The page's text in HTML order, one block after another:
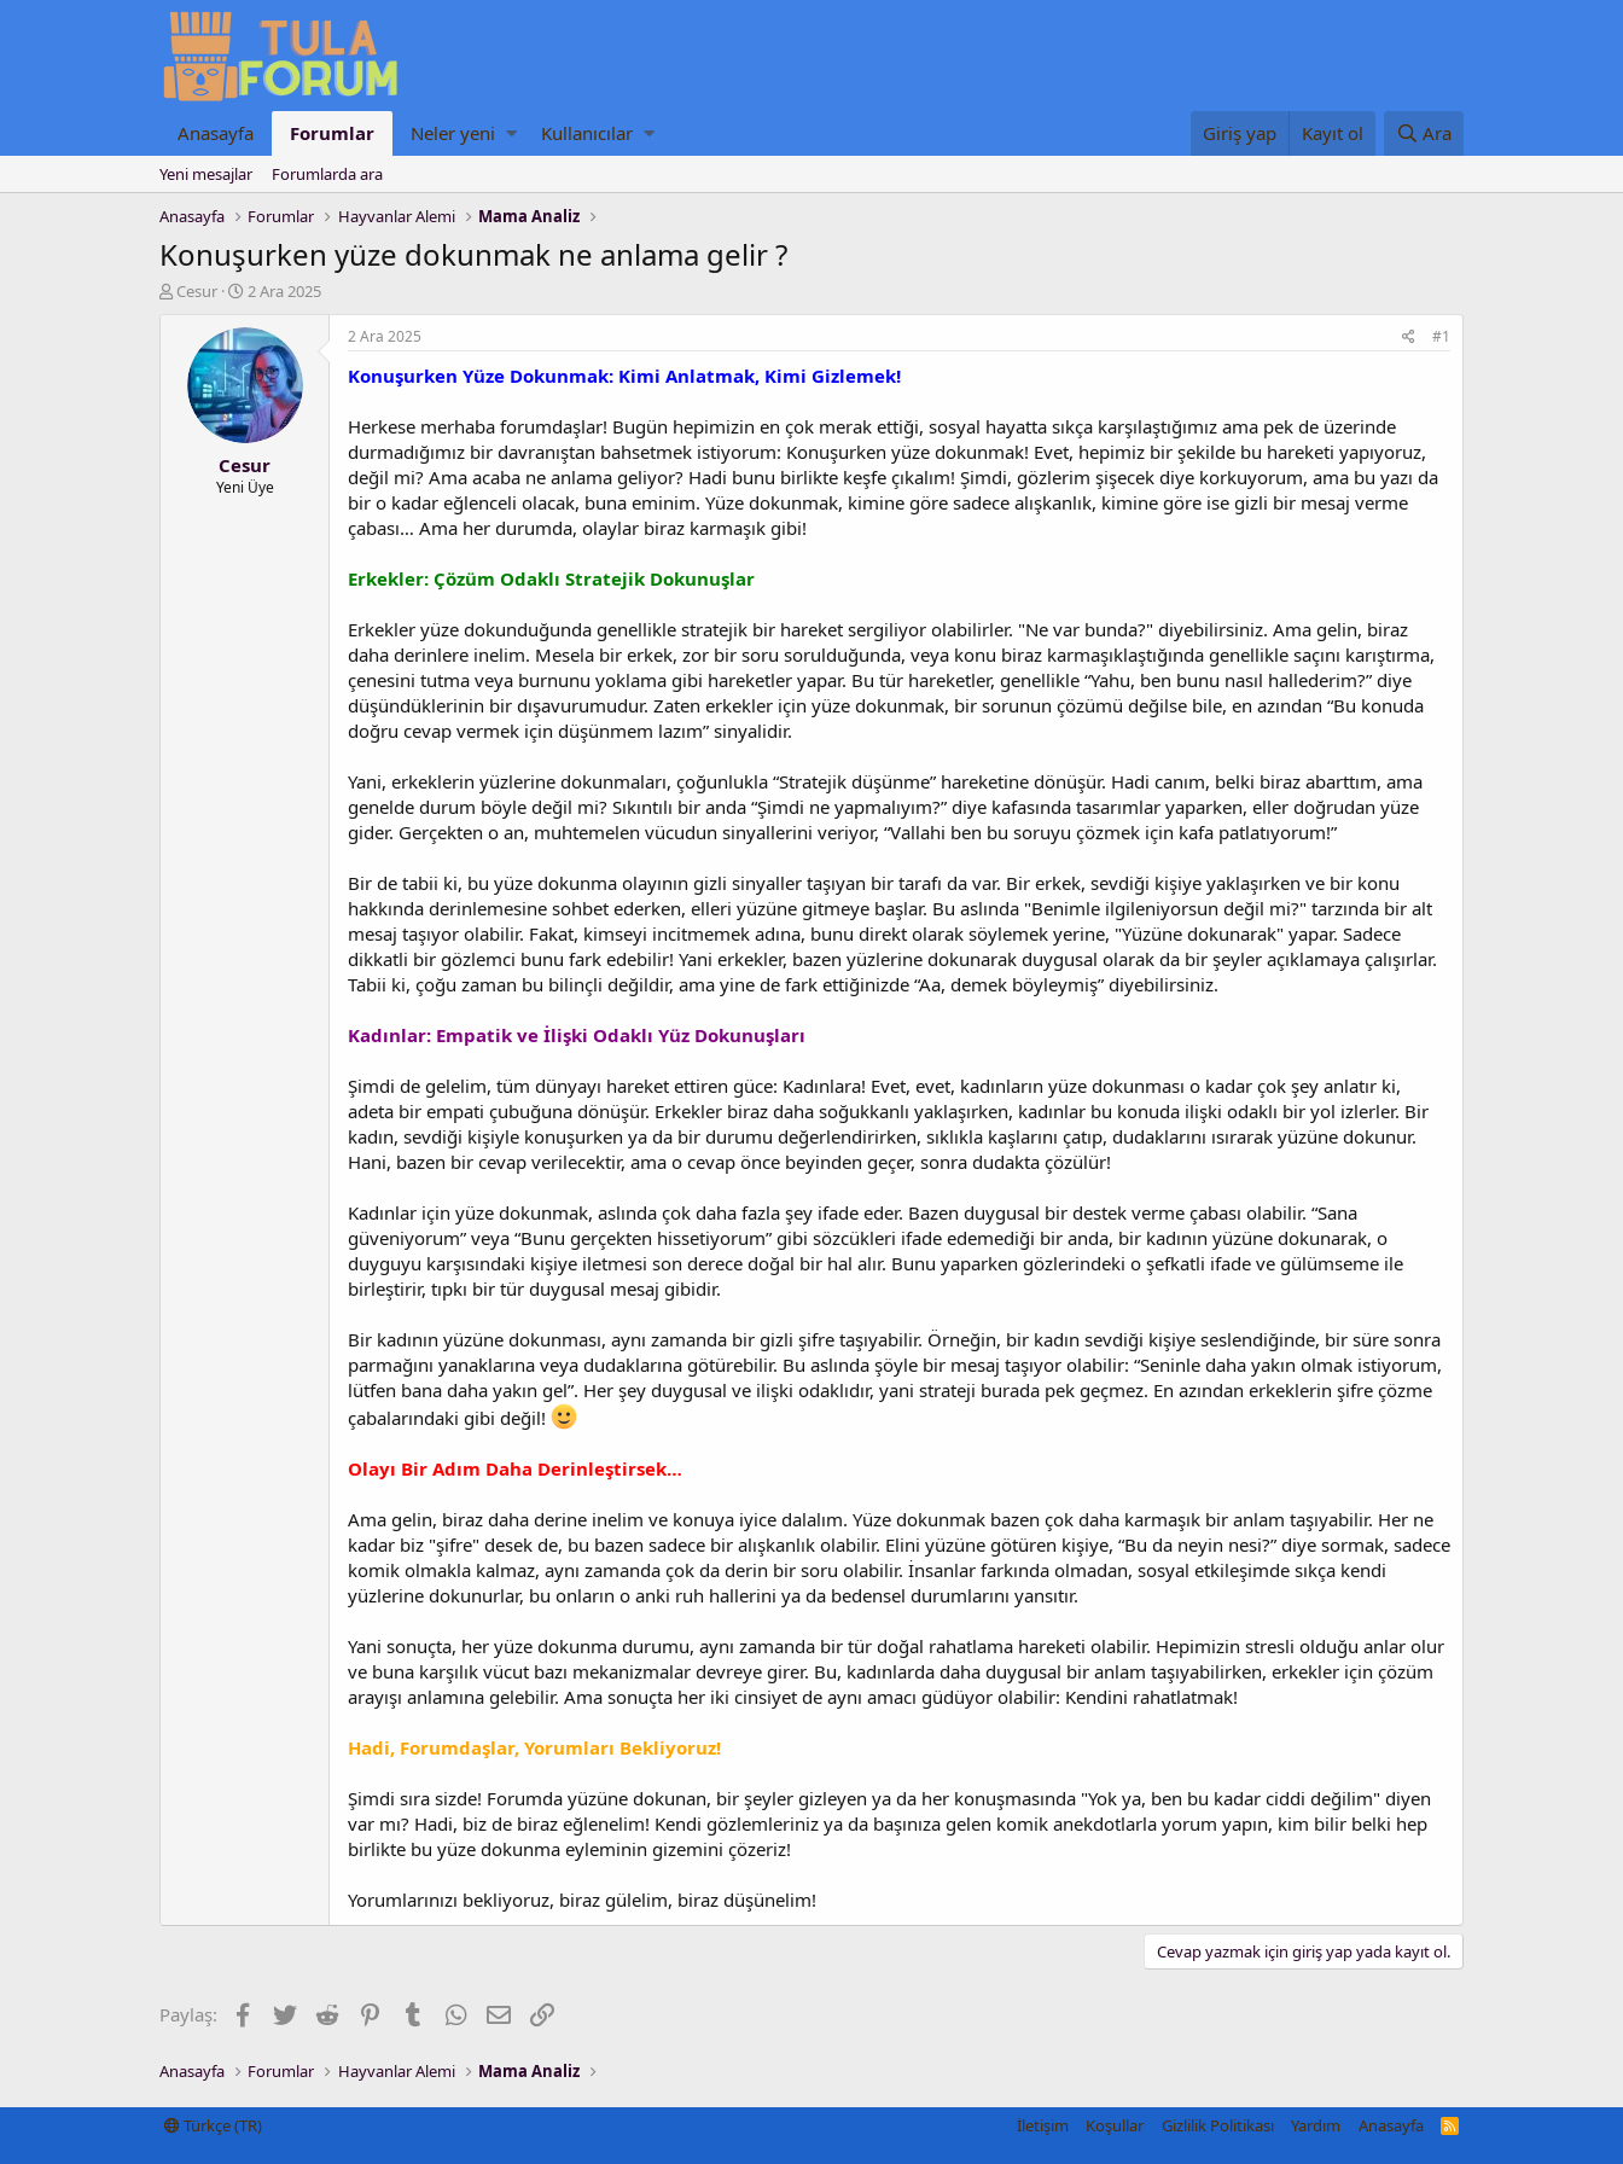
Anasayfa Forumlar Neler yeni Kullanıcılar Giriş yap Kayıt ol Ara
Yeni mesajlar
Forumlarda ara
Anasayfa
Forumlar Hayvanlar Alemi Mama Analiz
Konuşurken yüze dokunmak ne anlama gelir ?
K
Cesur
B
ş
l
a
n
g
ı
ç
t
2 Ara 2025
Cesur
Yeni Üye
2 Ara 2025 #1
Konuşurken Yüze Dokunmak: Kimi Anlatmak, Kimi Gizlemek!
Herkese merhaba forumdaşlar! Bugün hepimizin en çok merak ettiği, sosyal hayatta sıkça karşılaştığımız ama pek de üzerinde
durmadığımız bir davranıştan bahsetmek istiyorum: Konuşurken yüze dokunmak! Evet, hepimiz bir şekilde bu hareketi yapıyoruz,
değil mi? Ama acaba ne anlama geliyor? Hadi bunu birlikte keşfe çıkalım! Şimdi, gözlerim şişecek diye korkuyorum, ama bu yazı da
bir o kadar eğlenceli olacak, buna eminim. Yüze dokunmak, kimine göre sadece alışkanlık, kimine göre ise gizli bir mesaj verme
çabası… Ama her durumda, olaylar biraz karmaşık gibi!
Erkekler: Çözüm Odaklı Stratejik Dokunuşlar
Erkekler yüze dokunduğunda genellikle stratejik bir hareket sergiliyor olabilirler. "Ne var bunda?" diyebilirsiniz. Ama gelin, biraz
daha derinlere inelim. Mesela bir erkek, zor bir soru sorulduğunda, veya konu biraz karmaşıklaştığında genellikle saçını karıştırma,
çenesini tutma veya burnunu yoklama gibi hareketler yapar. Bu tür hareketler, genellikle “Yahu, ben bunu nasıl hallederim?” diye
düşündüklerinin bir dışavurumudur. Zaten erkekler için yüze dokunmak, bir sorunun çözümü değilse bile, en azından “Bu konuda
doğru cevap vermek için düşünmem lazım” sinyalidir.
Yani, erkeklerin yüzlerine dokunmaları, çoğunlukla “Stratejik düşünme” hareketine dönüşür. Hadi canım, belki biraz abarttım, ama
genelde durum böyle değil mi? Sıkıntılı bir anda “Şimdi ne yapmalıyım?” diye kafasında tasarımlar yaparken, eller doğrudan yüze
gider. Gerçekten o an, muhtemelen vücudun sinyallerini veriyor, “Vallahi ben bu soruyu çözmek için kafa patlatıyorum!”
Bir de tabii ki, bu yüze dokunma olayının gizli sinyaller taşıyan bir tarafı da var. Bir erkek, sevdiği kişiye yaklaşırken ve bir konu
hakkında derinlemesine sohbet ederken, elleri yüzüne gitmeye başlar. Bu aslında "Benimle ilgileniyorsun değil mi?" tarzında bir alt
mesaj taşıyor olabilir. Fakat, kimseyi incitmemek adına, bunu direkt olarak söylemek yerine, "Yüzüne dokunarak" yapar. Sadece
dikkatli bir gözlemci bunu fark edebilir! Yani erkekler, bazen yüzlerine dokunarak duygusal olarak da bir şeyler açıklamaya çalışırlar.
Tabii ki, çoğu zaman bu bilinçli değildir, ama yine de fark ettiğinizde “Aa, demek böyleymiş” diyebilirsiniz.
Kadınlar: Empatik ve İlişki Odaklı Yüz Dokunuşları
Şimdi de gelelim, tüm dünyayı hareket ettiren güce: Kadınlara! Evet, evet, kadınların yüze dokunması o kadar çok şey anlatır ki,
adeta bir empati çubuğuna dönüşür. Erkekler biraz daha soğukkanlı yaklaşırken, kadınlar bu konuda ilişki odaklı bir yol izlerler. Bir
kadın, sevdiği kişiyle konuşurken ya da bir durumu değerlendirirken, sıklıkla kaşlarını çatıp, dudaklarını ısırarak yüzüne dokunur.
Hani, bazen bir cevap verilecektir, ama o cevap önce beyinden geçer, sonra dudakta çözülür!
Kadınlar için yüze dokunmak, aslında çok daha fazla şey ifade eder. Bazen duygusal bir destek verme çabası olabilir. “Sana
güveniyorum” veya “Bunu gerçekten hissetiyorum” gibi sözcükleri ifade edemediği bir anda, bir kadının yüzüne dokunarak, o
duyguyu karşısındaki kişiye iletmesi son derece doğal bir hal alır. Bunu yaparken gözlerindeki o şefkatli ifade ve gülümseme ile
birleştirir, tıpkı bir tür duygusal mesaj gibidir.
Bir kadının yüzüne dokunması, aynı zamanda bir gizli şifre taşıyabilir. Örneğin, bir kadın sevdiği kişiye seslendiğinde, bir süre sonra
parmağını yanaklarına veya dudaklarına götürebilir. Bu aslında şöyle bir mesaj taşıyor olabilir: “Seninle daha yakın olmak istiyorum,
lütfen bana daha yakın gel”. Her şey duygusal ve ilişki odaklıdır, yani strateji burada pek geçmez. En azından erkeklerin şifre çözme
çabalarındaki gibi değil!
Olayı Bir Adım Daha Derinleştirsek…
Ama gelin, biraz daha derine inelim ve konuya iyice dalalım. Yüze dokunmak bazen çok daha karmaşık bir anlam taşıyabilir. Her ne
kadar biz "şifre" desek de, bu bazen sadece bir alışkanlık olabilir. Elini yüzüne götüren kişiye, “Bu da neyin nesi?” diye sormak, sadece
komik olmakla kalmaz, aynı zamanda çok da derin bir soru olabilir. İnsanlar farkında olmadan, sosyal etkileşimde sıkça kendi
yüzlerine dokunurlar, bu onların o anki ruh hallerini ya da bedensel durumlarını yansıtır.
Yani sonuçta, her yüze dokunma durumu, aynı zamanda bir tür doğal rahatlama hareketi olabilir. Hepimizin stresli olduğu anlar olur
ve buna karşılık vücut bazı mekanizmalar devreye girer. Bu, kadınlarda daha duygusal bir anlam taşıyabilirken, erkekler için çözüm
arayışı anlamına gelebilir. Ama sonuçta her iki cinsiyet de aynı amacı güdüyor olabilir: Kendini rahatlatmak!
Hadi, Forumdaşlar, Yorumları Bekliyoruz!
Şimdi sıra sizde! Forumda yüzüne dokunan, bir şeyler gizleyen ya da her konuşmasında "Yok ya, ben bu kadar ciddi değilim" diyen
var mı? Hadi, biz de biraz eğlenelim! Kendi gözlemleriniz ya da başınıza gelen komik anekdotlarla yorum yapın, kim bilir belki hep
birlikte bu yüze dokunma eyleminin gizemini çözeriz!
Yorumlarınızı bekliyoruz, biraz gülelim, biraz düşünelim!
Cevap yazmak için giriş yap yada kayıt ol.
Paylaş: Facebook
TwitterReddit PinterestTumblrWhatsApp
E-postaLink
Anasayfa Forumlar Hayvanlar Alemi Mama Analiz
Türkçe (TR) İletişim Koşullar Gizlilik Politikası Yardım Anasayfa
R